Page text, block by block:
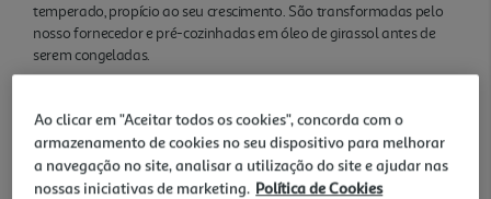
temperado, propício ao seu crescimento. São transformadas pelo
nosso fornecedor e pré-cozinhadas em óleo de girassol antes de
serem congeladas.
Ingredientes/Composição
Batatas 96 % (origem: França ou Bélgica), óleo de girassol, dextrose.
Ao clicar em "Aceitar todos os cookies", concorda com o
armazenamento de cookies no seu dispositivo para melhorar
a navegação no site, analisar a utilização do site e ajudar nas
nossas iniciativas de marketing. Política de Cookies